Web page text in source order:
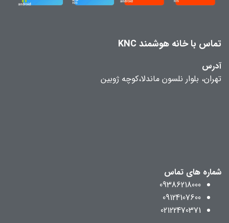
تماس با خانه هوشمند KNC
آدرس
تهران، بلوار نلسون ماندلا،کوچه ژوبین
شماره های تماس
09386218000
09124107600
02122470371